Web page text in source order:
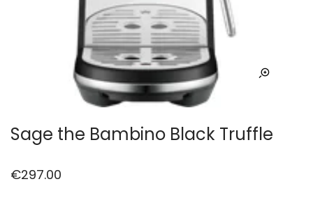
Sage the Bambino Black Truffle
€297.00